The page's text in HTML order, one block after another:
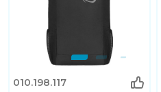
010.198.117